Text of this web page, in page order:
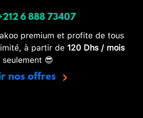
6 888 73407
premium et profite de tous
à partir de 120 Dhs / mois
seulement 😎
nos offres